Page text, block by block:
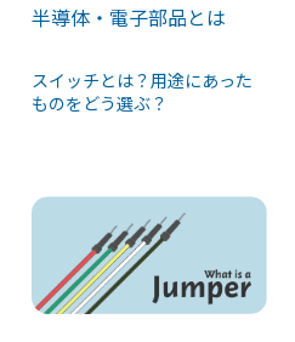
半導体・電子部品とは
スイッチとは？用途にあった
ものをどう選ぶ？